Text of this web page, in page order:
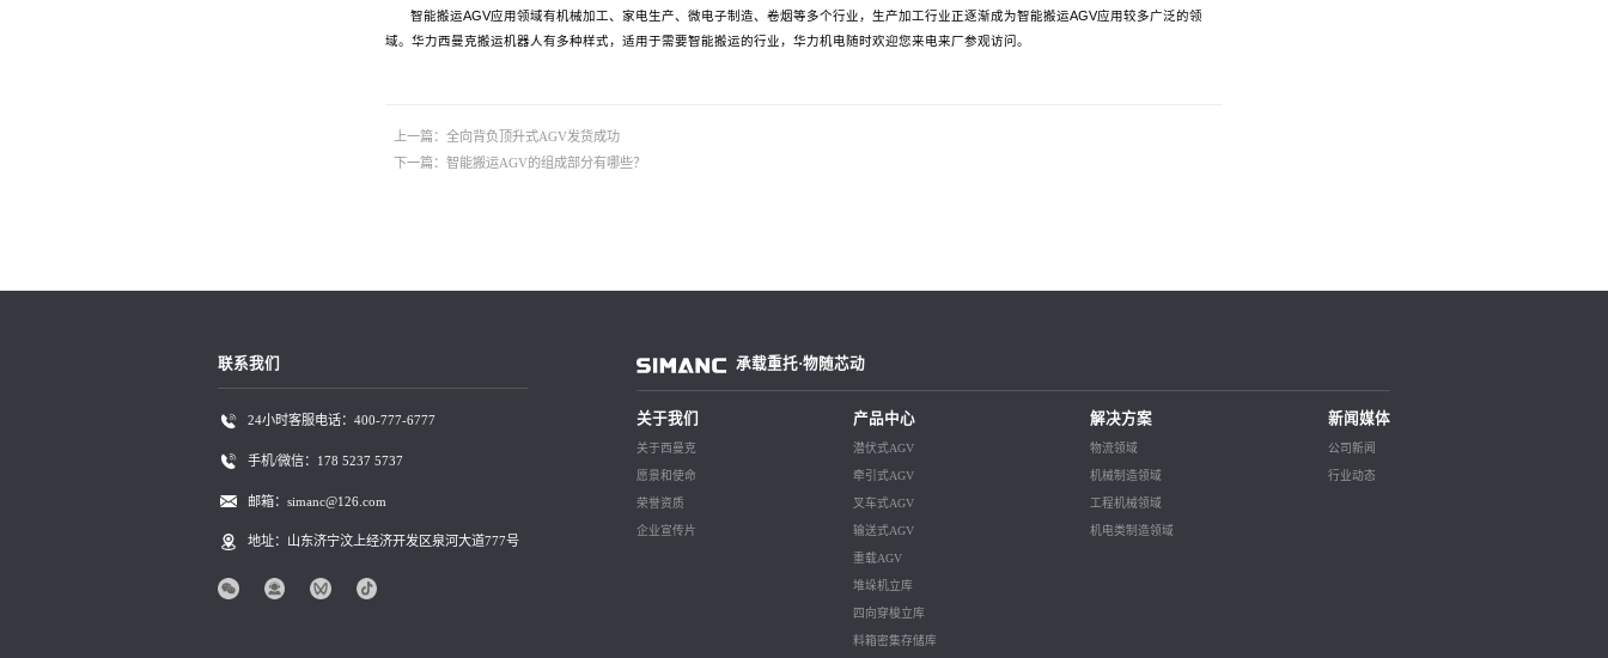
智能搬运AGV应用领域有机械加工、家电生产、微电子制造、卷烟等多个行业，生产加工行业正逐渐成为智能搬运AGV应用较多广泛的领
域。华力西曼克搬运机器人有多种样式，适用于需要智能搬运的行业，华力机电随时欢迎您来电来厂参观访问。
上一篇：全向背负顶升式AGV发货成功
下一篇：智能搬运AGV的组成部分有哪些？
联系我们
24小时客服电话：400-777-6777
手机/微信：178 5237 5737
邮箱：simanc@126.com
地址：山东济宁汶上经济开发区泉河大道777号
承载重托·物随芯动
关于我们
关于西曼克
愿景和使命
荣誉资质
企业宣传片
产品中心
潜伏式AGV
牵引式AGV
叉车式AGV
输送式AGV
重载AGV
堆垛机立库
四向穿梭立库
料箱密集存储库
解决方案
物流领域
机械制造领域
工程机械领域
机电类制造领域
新闻媒体
公司新闻
行业动态